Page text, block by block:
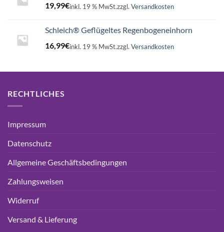
19,99€inkl. 19 % MwSt.zzgl. Versandkosten
Schleich® Geflügeltes Regenbogeneinhorn
16,99€inkl. 19 % MwSt.zzgl. Versandkosten
RECHTLICHES
Impressum
Datenschutz
Allgemeine Geschäftsbedingungen
Zahlungsweisen
Widerruf
Versand & Lieferung